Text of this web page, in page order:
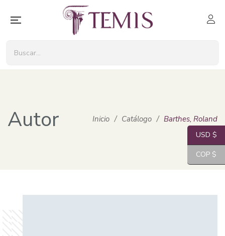
Autor Inicio / Catálogo / Barthes, Roland
USD $
COP $